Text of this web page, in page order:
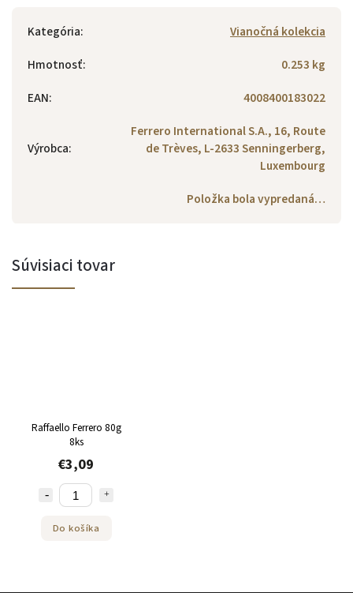
Kategória:
Vianočná kolekcia
Hmotnosť:
0.253 kg
EAN: 4008400183022
Výrobca:
Ferrero International S.A., 16, Route
de Trèves, L-2633 Senningerberg,
Luxembourg
Položka bola vypredaná…
Súvisiaci tovar
Raffaello Ferrero 80g
8ks
€3,09
Do košíka